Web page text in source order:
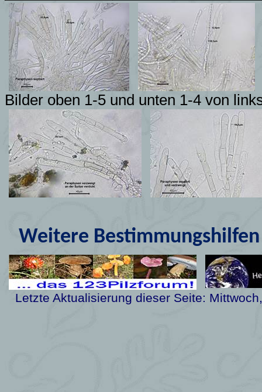
Bilder oben 1-5 und unten 1-4 von
Weitere
Letzte Aktualisierung dieser Seite: